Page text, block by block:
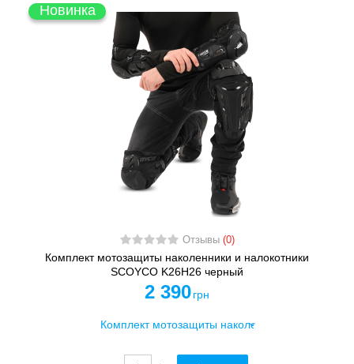
Новинка
Отзывы (0)
Комплект мотозащиты наколенники и налокотники
SCOYCO K26H26 черный
2 390 грн